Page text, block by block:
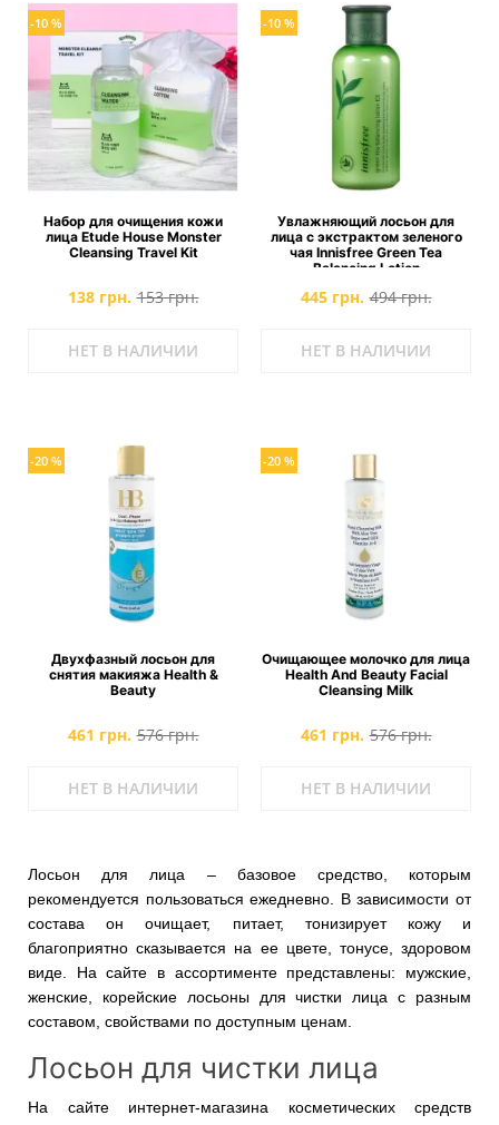
-10 %
Набор для очищения кожи
лица Etude House Monster
Cleansing Travel Kit
138 грн. 153 грн.
НЕТ В НАЛИЧИИ
-10 %
Увлажняющий лосьон для
лица с экстрактом зеленого
чая Innisfree Green Tea
Balancing Lotion
445 грн. 494 грн.
НЕТ В НАЛИЧИИ
-20 %
Двухфазный лoсьон для
снятия макияжа Health &
Beauty
461 грн. 576 грн.
НЕТ В НАЛИЧИИ
-20 %
Очищающее молочко для лица
Health And Beauty Facial
Cleansing Milk
461 грн. 576 грн.
НЕТ В НАЛИЧИИ
Лосьон для лица – базовое средство, которым
рекомендуется пользоваться ежедневно. В зависимости от
состава он очищает, питает, тонизирует кожу и
благоприятно сказывается на ее цвете, тонусе, здоровом
виде. На сайте в ассортименте представлены: мужские,
женские, корейские лосьоны для чистки лица с разным
составом, свойствами по доступным ценам.
Лосьон для чистки лица
На сайте интернет-магазина косметических средств